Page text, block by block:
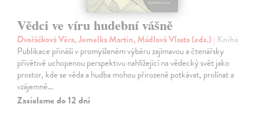
Vědci ve víru hudební vášně
Dvořáčková Věra, Jemelka Martin, Mádlová Vlasta (eds.)| Kniha
Publikace přináší v promyšleném výběru zajímavou a čtenářsky
přívětivě uchopenou perspektivu nahlížející na vědecký svět jako
prostor, kde se věda a hudba mohou přirozeně potkávat, prolínat a
vzájemně…
Zasielame do 12 dní